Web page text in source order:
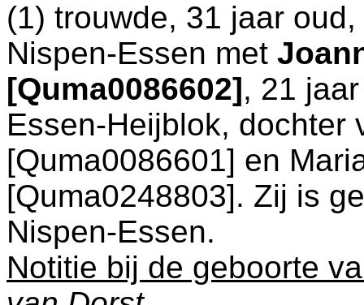
(1) trouwde, 31 jaar
Nispen-Essen met
[Quma0086602], 21
Essen-Heijblok, dochter
[Quma0086601] en
[Quma0248803]. Zij is
Nispen-Essen.
Notitie bij de geboorte